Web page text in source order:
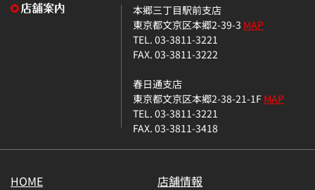
本郷三丁目駅前支店
東京都文京区本郷2-39-3 MAP
TEL. 03-3811-3221
FAX. 03-3811-3222
春日通支店
東京都文京区本郷2-38-21-1FMAP
TEL. 03-3811-3221
FAX. 03-3811-3418
HOME
店舗情報